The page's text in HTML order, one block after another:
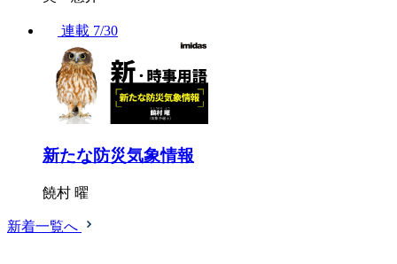
連載 7/30
新たな防災気象情報
饒村 曜
新着一覧へ